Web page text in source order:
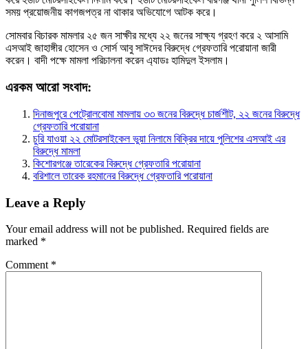
সময় প্রয়োজনীয় কাগজপত্র না থাকার অভিযোগে আটক করে।
সোমবার বিচারক মামলার ২৫ জন সাক্ষীর মধ্যে ২২ জনের সাক্ষ্য গ্রহণ করে ২ আসামি
এসআই জাহাঙ্গীর হোসেন ও সোর্স আবু সাঈদের বিরুদ্ধে গ্রেফতারি পরোয়ানা জারী
করেন। বাদী পক্ষে মামলা পরিচালনা করেন এ্যাডঃ হামিদুল ইসলাম।
এরকম আরো সংবাদ:
দিনাজপুরে পেট্রোলবোমা মামলায় ৩৩ জনের বিরুদ্ধে চার্জশীট, ২২ জনের বিরুদ্ধে
গ্রেফতারি পরোয়ানা
চুরি যাওয়া ২২ মোটরসাইকেল ভুয়া নিলামে বিক্রির দায়ে পুলিশের এসআই এর
বিরুদ্ধে মামলা
কিশোরগঞ্জে তারেকের বিরুদ্ধে গ্রেফতারি পরোয়ানা
বরিশালে তারেক রহমানের বিরুদ্ধে গ্রেফতারি পরোয়ানা
Leave a Reply
Your email address will not be published. Required fields are
marked *
Comment *